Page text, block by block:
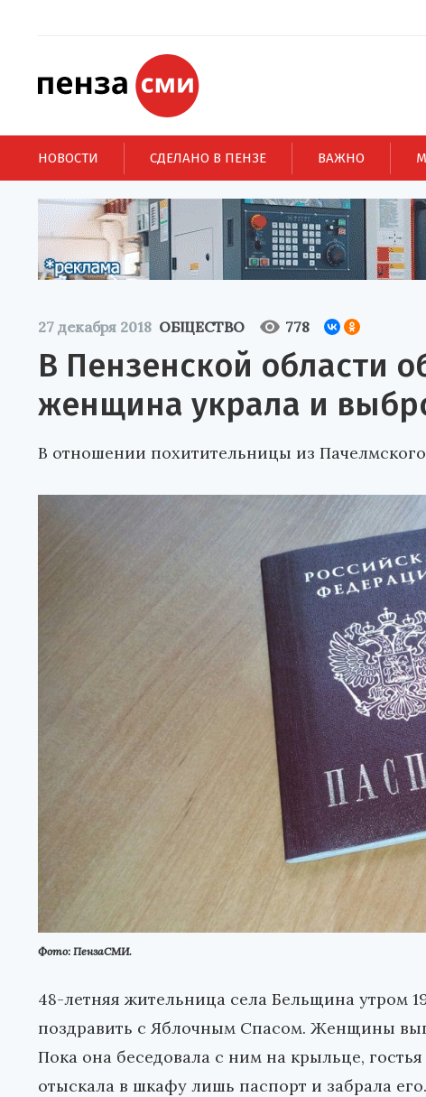
НОВОСТИ СДЕЛАНО В ПЕНЗЕ ВАЖНО
27 декабря 2018 ОБЩЕСТВО 778
В Пензенской области
женщина украла и
В отношении похитительницы из
Фото: ПензаСМИ.
48-летняя жительница села Бельщина утром
поздравить с Яблочным Спасом. Женщины
Пока она беседовала с ним на крыльце,
отыскала в шкафу лишь паспорт и забрала его.